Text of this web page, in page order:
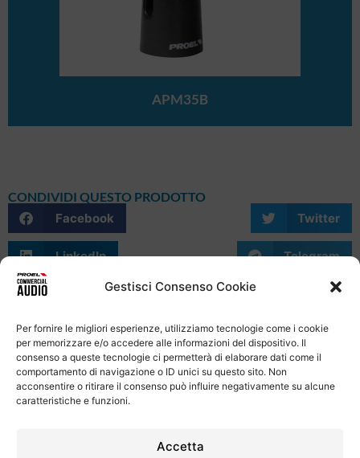
Gestisci Consenso Cookie
Per fornire le migliori esperienze, utilizziamo tecnologie come i cookie
per memorizzare e/o accedere alle informazioni del dispositivo. Il
consenso a queste tecnologie ci permetterà di elaborare dati come il
comportamento di navigazione o ID unici su questo sito. Non
acconsentire o ritirare il consenso può influire negativamente su alcune
caratteristiche e funzioni.
Accetta
APM35B
CONDIVIDI QUESTO PRODOTTO
Facebook
Twitter
LinkedIn Telegram
WhatsApp Email Skype